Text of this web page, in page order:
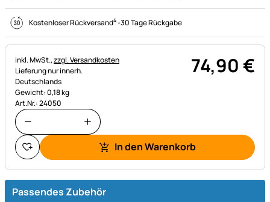
Kostenloser Rückversand4-30 Tage Rückgabe
Steuerhinweis:
inkl. MwSt.,zzgl. Versandkosten
Lieferung nur innerh.
Deutschlands
Gewicht: 0,18 kg
Art.Nr.: 24050
74,90€
In den Warenkorb
Passendes Zubehör